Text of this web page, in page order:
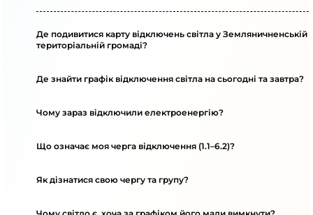
Де подивитися карту відключень світла у Земляничненській
територіальній громаді?
Де знайти графік відключення світла на сьогодні та завтра?
Чому зараз відключили електроенергію?
Що означає моя черга відключення (1.1–6.2)?
Як дізнатися свою чергу та групу?